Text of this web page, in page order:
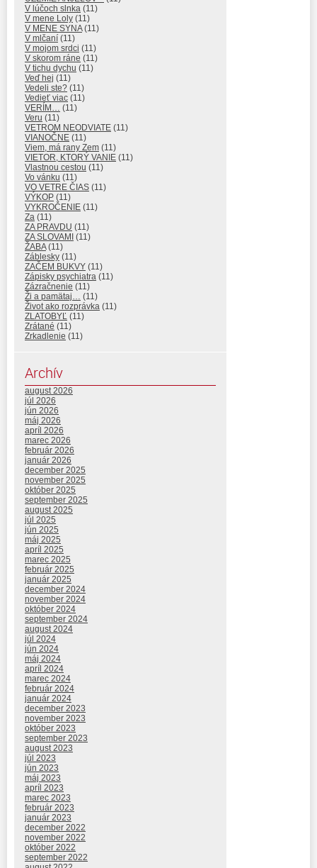
V lúčoch slnka (11)
V mene Loly (11)
V MENE SYNA(11)
V mlčaní (11)
V mojom srdci (11)
V skorom ráne (11)
V tichu dychu (11)
Veď hej (11)
Vedeli ste? (11)
Vedieť viac (11)
VERÍM… (11)
Veru (11)
VETROM NEODVIATE (11)
VIANOČNE (11)
Viem, má rany Zem (11)
VIETOR, KTORÝ VANIE (11)
Vlastnou cestou (11)
Vo vánku (11)
VO VETRE ČIAS (11)
VÝKOP (11)
VYKROČENIE (11)
Za (11)
ZA PRAVDU (11)
ZA SLOVAMI (11)
ŽABA(11)
Záblesky (11)
ZAČEM BUKVY (11)
Zápisky psychiatra (11)
Zázračnenie (11)
Ži a pamätaj… (11)
Život ako rozprávka (11)
ZLATOBYĽ (11)
Zrátané (11)
Zrkadlenie (11)
Archív
august 2026
júl 2026
jún 2026
máj 2026
apríl 2026
marec 2026
február 2026
január 2026
december 2025
november 2025
október 2025
september 2025
august 2025
júl 2025
jún 2025
máj 2025
apríl 2025
marec 2025
február 2025
január 2025
december 2024
november 2024
október 2024
september 2024
august 2024
júl 2024
jún 2024
máj 2024
apríl 2024
marec 2024
február 2024
január 2024
december 2023
november 2023
október 2023
september 2023
august 2023
júl 2023
jún 2023
máj 2023
apríl 2023
marec 2023
február 2023
január 2023
december 2022
november 2022
október 2022
september 2022